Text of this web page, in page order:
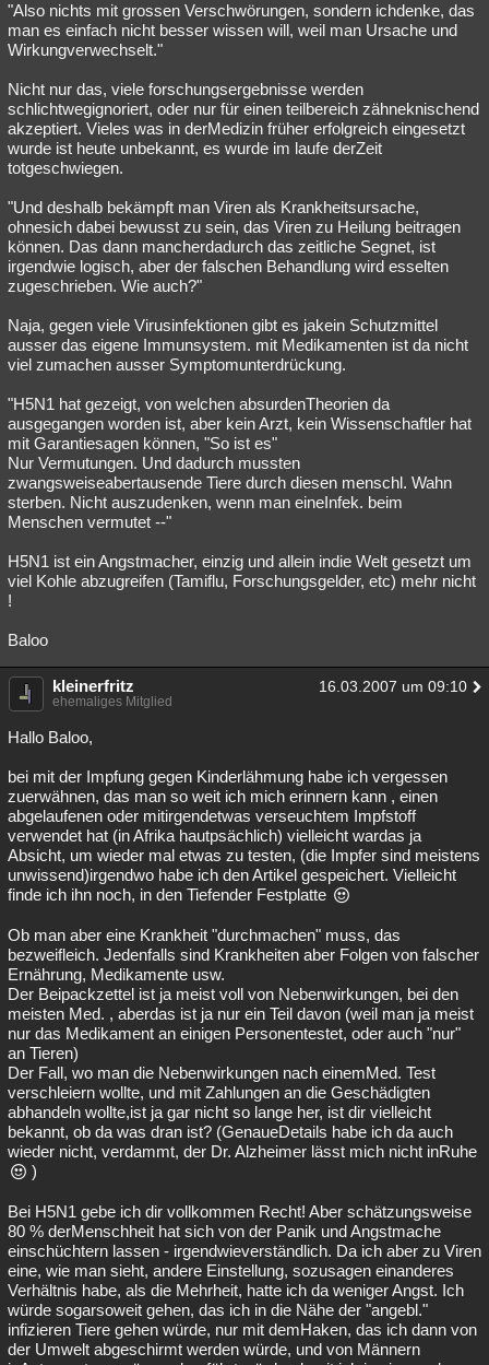
"Also nichts mit grossen Verschwörungen, sondern ichdenke, das
man es einfach nicht besser wissen will, weil man Ursache und
Wirkungverwechselt."
Nicht nur das, viele forschungsergebnisse werden
schlichtwegignoriert, oder nur für einen teilbereich zähneknischend
akzeptiert. Vieles was in derMedizin früher erfolgreich eingesetzt
wurde ist heute unbekannt, es wurde im laufe derZeit
totgeschwiegen.
"Und deshalb bekämpft man Viren als Krankheitsursache,
ohnesich dabei bewusst zu sein, das Viren zu Heilung beitragen
können. Das dann mancherdadurch das zeitliche Segnet, ist
irgendwie logisch, aber der falschen Behandlung wird esselten
zugeschrieben. Wie auch?"
Naja, gegen viele Virusinfektionen gibt es jakein Schutzmittel
ausser das eigene Immunsystem. mit Medikamenten ist da nicht
viel zumachen ausser Symptomunterdrückung.
"H5N1 hat gezeigt, von welchen absurdenTheorien da
ausgegangen worden ist, aber kein Arzt, kein Wissenschaftler hat
mit Garantiesagen können, "So ist es"
Nur Vermutungen. Und dadurch mussten
zwangsweiseabertausende Tiere durch diesen menschl. Wahn
sterben. Nicht auszudenken, wenn man eineInfek. beim
Menschen vermutet --"
H5N1 ist ein Angstmacher, einzig und allein indie Welt gesetzt um
viel Kohle abzugreifen (Tamiflu, Forschungsgelder, etc) mehr nicht
!
Baloo
kleinerfritz 16.03.2007 um 09:10
ehemaliges Mitglied
Hallo Baloo,
bei mit der Impfung gegen Kinderlähmung habe ich vergessen
zuerwähnen, das man so weit ich mich erinnern kann , einen
abgelaufenen oder mitirgendetwas verseuchtem Impfstoff
verwendet hat (in Afrika hautpsächlich) vielleicht wardas ja
Absicht, um wieder mal etwas zu testen, (die Impfer sind meistens
unwissend)irgendwo habe ich den Artikel gespeichert. Vielleicht
finde ich ihn noch, in den Tiefender Festplatte
Ob man aber eine Krankheit "durchmachen" muss, das
bezweifleich. Jedenfalls sind Krankheiten aber Folgen von falscher
Ernährung, Medikamente usw.
Der Beipackzettel ist ja meist voll von Nebenwirkungen, bei den
meisten Med. , aberdas ist ja nur ein Teil davon (weil man ja meist
nur das Medikament an einigen Personentestet, oder auch "nur"
an Tieren)
Der Fall, wo man die Nebenwirkungen nach einemMed. Test
verschleiern wollte, und mit Zahlungen an die Geschädigten
abhandeln wollte,ist ja gar nicht so lange her, ist dir vielleicht
bekannt, ob da was dran ist? (GenaueDetails habe ich da auch
wieder nicht, verdammt, der Dr. Alzheimer lässt mich nicht inRuhe
)
Bei H5N1 gebe ich dir vollkommen Recht! Aber schätzungsweise
80 % derMenschheit hat sich von der Panik und Angstmache
einschüchtern lassen - irgendwieverständlich. Da ich aber zu Viren
eine, wie man sieht, andere Einstellung, sozusagen einanderes
Verhältnis habe, als die Mehrheit, hatte ich da weniger Angst. Ich
würde sogarsoweit gehen, das ich in die Nähe der "angebl."
infizieren Tiere gehen würde, nur mit demHaken, das ich dann von
der Umwelt abgeschirmt werden würde, und von Männern